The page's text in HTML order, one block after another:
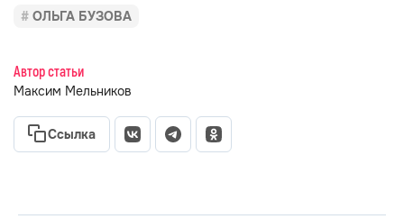
ОЛЬГА БУЗОВА
Автор статьи
Максим Мельников
Ссылка